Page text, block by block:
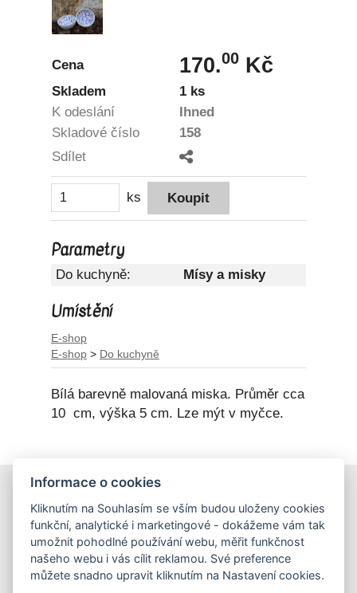
Cena 170.00 Kč
Skladem
1 ks
K odeslání
Ihned
Skladové číslo
158
Sdílet
ks
Parametry
Do kuchyně: Mísy a misky
Umístění
E-shop
E-shop > Do kuchyně
Bílá barevně malovaná miska. Průměr cca
10 cm, výška 5 cm. Lze mýt v myčce.
Obchodní podmínky
Podmínky ochrany osobních údajů
Hrnečky Ateliér Hrnečky
Informace o cookies
Kliknutím na Souhlasím se vším budou uloženy cookies
funkční, analytické i marketingové - dokážeme vám tak
umožnit pohodlné používání webu, měřit funkčnost
našeho webu i vás cílit reklamou. Své preference
můžete snadno upravit kliknutím na Nastavení cookies.